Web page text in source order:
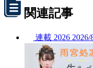
関連記事
連載 2026 2026/